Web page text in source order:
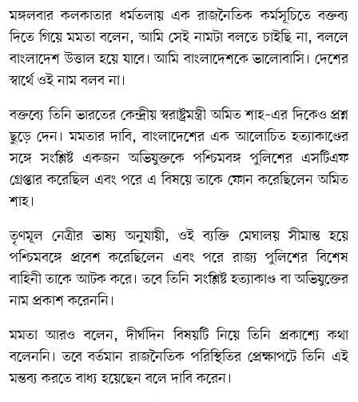
মঙ্গলবার কলকাতার ধর্মতলায় এক রাজনৈতিক কর্মসূচিতে বক্তব্য
দিতে গিয়ে মমতা বলেন, আমি সেই নামটা বলতে চাইছি না, বললে
বাংলাদেশ উত্তাল হয়ে যাবে। আমি বাংলাদেশকে ভালোবাসি। দেশের
স্বার্থে ওই নাম বলব না।
বক্তব্যে তিনি ভারতের কেন্দ্রীয় স্বরাষ্ট্রমন্ত্রীঅমিত শাহ–এর দিকেও প্রশ্ন
ছুড়ে দেন। মমতার দাবি, বাংলাদেশের এক আলোচিত হত্যাকাণ্ডের
সঙ্গে সংশ্লিষ্ট একজন অভিযুক্তকে পশ্চিমবঙ্গ পুলিশের এসটিএফ
গ্রেপ্তার করেছিল এবং পরে এ বিষয়ে তাকে ফোন করেছিলেন অমিত
শাহ।
তৃণমূল নেত্রীর ভাষ্য অনুযায়ী, ওই ব্যক্তি মেঘালয় সীমান্ত হয়ে
পশ্চিমবঙ্গে প্রবেশ করেছিলেন এবং পরে রাজ্য পুলিশের বিশেষ
বাহিনী তাকে আটক করে। তবে তিনি সংশ্লিষ্ট হত্যাকাণ্ড বা অভিযুক্তের
নাম প্রকাশ করেননি।
মমতা আরও বলেন, দীর্ঘদিন বিষয়টি নিয়ে তিনি প্রকাশ্যে কথা
বলেননি। তবে বর্তমান রাজনৈতিক পরিস্থিতির প্রেক্ষাপটে তিনি এই
মন্তব্য করতে বাধ্য হয়েছেন বলে দাবি করেন।